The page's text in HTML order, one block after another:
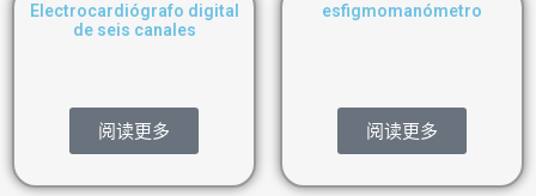
Electrocardiógrafo digital
de seis canales
阅读更多
esfigmomanómetro
阅读更多